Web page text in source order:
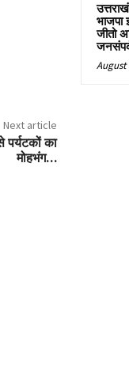
Next article
का
मोहभंग…
जीतो
August